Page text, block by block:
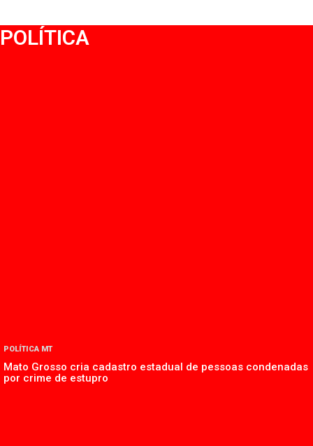
POLÍTICA
POLÍTICA MT
Mato Grosso cria cadastro estadual de pessoas condenadas
por crime de estupro